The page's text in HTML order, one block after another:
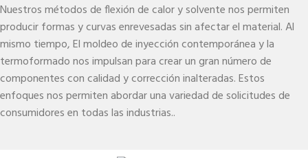
Nuestros métodos de flexión de calor y solvente nos permiten
producir formas y curvas enrevesadas sin afectar el material. Al
mismo tiempo, El moldeo de inyección contemporánea y la
termoformado nos impulsan para crear un gran número de
componentes con calidad y corrección inalteradas. Estos
enfoques nos permiten abordar una variedad de solicitudes de
consumidores en todas las industrias..